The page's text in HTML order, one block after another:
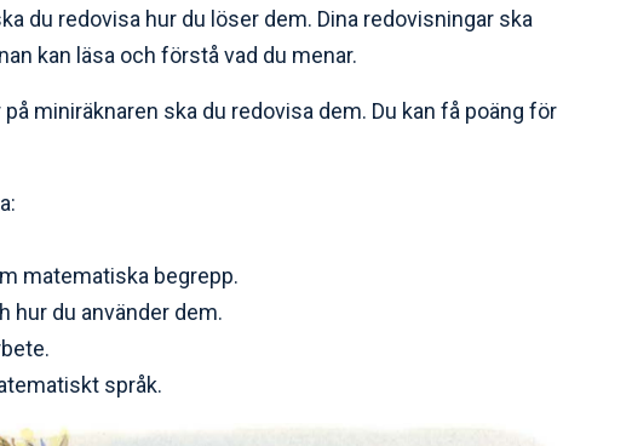
du redovisa hur du löser dem. Dina redovisningar ska
kan läsa och förstå vad du menar.
miniräknaren ska du redovisa dem. Du kan få poäng för
matematiska begrepp.
hur du använder dem.
språk.